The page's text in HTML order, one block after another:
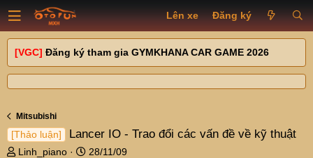
Lên xe Đăng ký
[VGC] Đăng ký tham gia GYMKHANA CAR GAME 2026
Mitsubishi
[Thảo luận] Lancer IO - Trao đổi các vấn đề về kỹ thuật
TLinh_piano
N
28/11/09